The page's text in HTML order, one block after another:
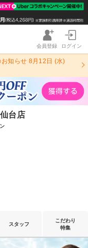
会員登録 ログイン
知らせ 8月12日 (水)
台店
スタッフ
こだわり
特集